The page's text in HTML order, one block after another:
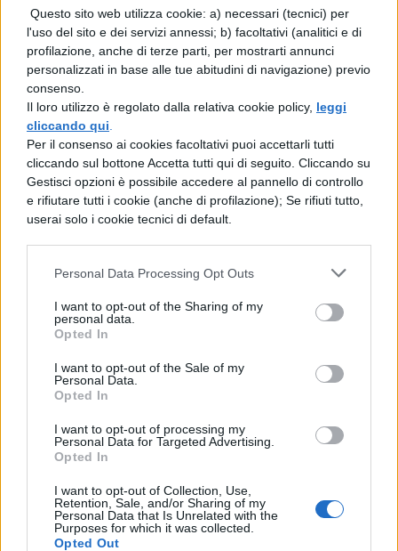
Questo sito web utilizza cookie: a) necessari (tecnici) per
l'uso del sito e dei servizi annessi; b) facoltativi (analitici e di
profilazione, anche di terze parti, per mostrarti annunci
personalizzati in base alle tue abitudini di navigazione) previo
consenso.
Il loro utilizzo è regolato dalla relativa cookie policy, leggi
cliccando qui
Per il consenso ai cookies facoltativi puoi accettarli tutti
cliccando sul bottone Accetta tutti qui di seguito. Cliccando su
Gestisci opzioni è possibile accedere al pannello di controllo
e rifiutare tutti i cookie (anche di profilazione); Se rifiuti tutto,
userai solo i cookie tecnici di default.
Personal Data Processing Opt Outs
I want to opt-out of the Sharing of my
personal data.
Opted In
I want to opt-out of the Sale of my
Personal Data.
Opted In
I want to opt-out of processing my
Personal Data for Targeted Advertising.
Opted In
I want to opt-out of Collection, Use,
Retention, Sale, and/or Sharing of my
Personal Data that Is Unrelated with the
Purposes for which it was collected.
Opted Out
uccidono. A Minerva sono sacri l'olivo e la
civetta, a Diana invece le cerve. Sugli altari
di Minerva e Diana le matrone e le fanciulle
immolano agnelle e caprette, e gli altari
sono abbelliti con rose e viole.
TI POTREBBE INTERESSARE
La Commedia di Plauto
Riassunto libro per
libro dell'Eneide